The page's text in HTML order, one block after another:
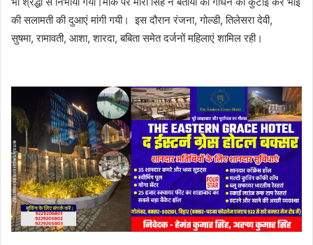
की सलामती की दुआएं मांगी गयी। इस दौरान रंजना, गोल्डी, तिलेसरा देवी,
सुषमा, रामावती, आशा, शारदा, बबिता समेत दर्जनों महिलाएं शामिल रही।